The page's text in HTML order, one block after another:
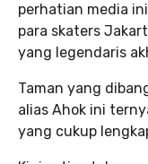
perhatian media
para skaters
yang legendaris
Taman yang
alias Ahok ini
yang cukup